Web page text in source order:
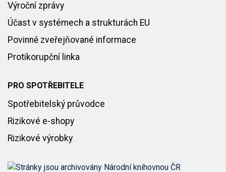
Výroční zprávy
Účast v systémech a strukturách EU
Povinně zveřejňované informace
Protikorupční linka
PRO SPOTŘEBITELE
Spotřebitelský průvodce
Rizikové e-shopy
Rizikové výrobky